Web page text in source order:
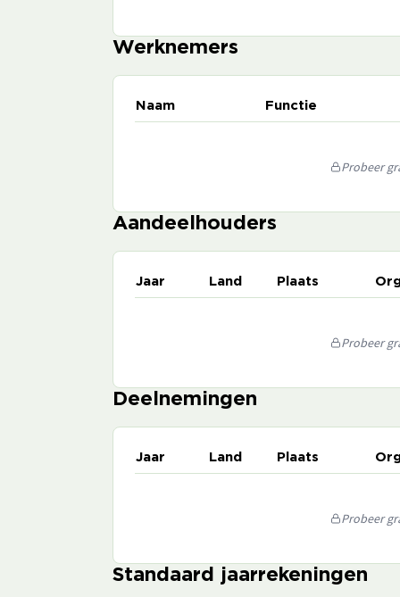
Werknemers
Naam Functie
Probeer
Aandeelhouders
Jaar Land Plaats
Probeer
Deelnemingen
Jaar Land Plaats
Probeer
Standaard jaarrekeningen